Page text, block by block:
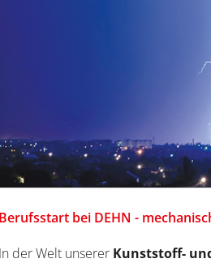
Berufsstart bei DEHN -
In der Welt unserer Kunststoff-